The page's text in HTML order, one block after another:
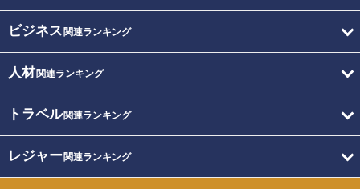
ビジネス 関連ランキング
人材関連ランキング
トラベル関連ランキング
レジャー関連ランキング